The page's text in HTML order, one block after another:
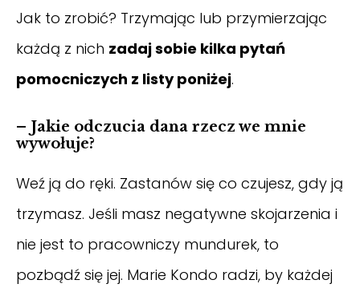
Jak to zrobić? Trzymając lub przymierzając
każdą z nich zadaj sobie kilka pytań
pomocniczych z listy poniżej.
– Jakie odczucia dana rzecz we mnie
wywołuje?
Weź ją do ręki. Zastanów się co czujesz, gdy ją
trzymasz. Jeśli masz negatywne skojarzenia i
nie jest to pracowniczy mundurek, to
pozbądź się jej. Marie Kondo radzi, by każdej